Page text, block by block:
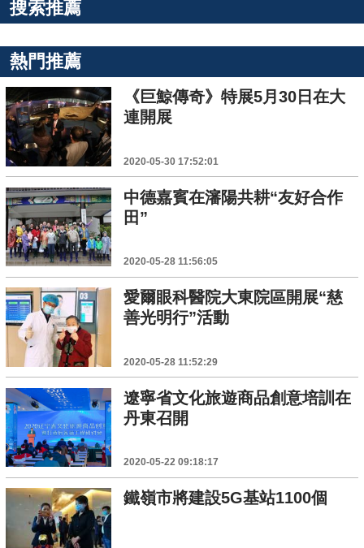
搜索推薦
熱門推薦
《巨鯨傳奇》特展5月30日在大
連開展
2020-05-30 17:52:01
中德嘉賓在瀋陽共耕“友好合作
田”
2020-05-28 11:56:05
愛爾眼科醫院大東院區開展“慈
善光明行”活動
2020-05-28 11:52:29
遼寧省文化旅遊商品創意培訓在
丹東召開
2020-05-22 09:18:17
鐵嶺市將建設5G基站1100個